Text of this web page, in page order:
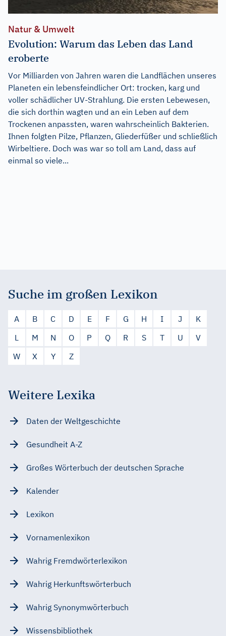
Natur & Umwelt
Evolution: Warum das Leben das Land
eroberte
Vor Milliarden von Jahren waren die Landflächen unseres
Planeten ein lebensfeindlicher Ort: trocken, karg und
voller schädlicher UV-Strahlung. Die ersten Lebewesen,
die sich dorthin wagten und an ein Leben auf dem
Trockenen anpassten, waren wahrscheinlich Bakterien.
Ihnen folgten Pilze, Pflanzen, Gliederfüßer und schließlich
Wirbeltiere. Doch was war so toll am Land, dass auf
einmal so viele...
Suche im großen Lexikon
A B C D E F G H I J
K
L
M N O P Q R S T U
V
W
X Y Z
Weitere Lexika
Daten der Weltgeschichte
Gesundheit A-Z
Großes Wörterbuch der deutschen Sprache
Kalender
Lexikon
Vornamenlexikon
Wahrig Fremdwörterlexikon
Wahrig Herkunftswörterbuch
Wahrig Synonymwörterbuch
Wissensbibliothek